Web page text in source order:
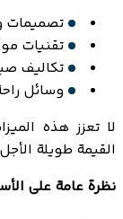
تصميمات
تقنيات
تكاليف
وسائل
لا تعزز هذه
القيمة طويلة
نظرة عامة على